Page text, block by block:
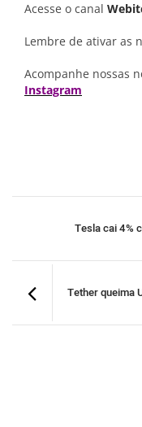
Acesse o canal
Lembre de ativar as
Acompanhe nossas
Instagram
Tesla cai 4%
Tether queima